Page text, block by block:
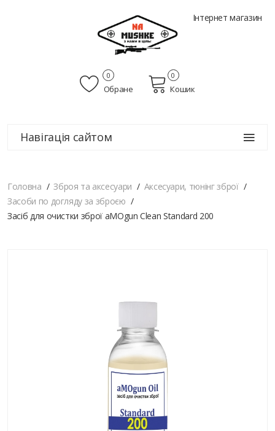
Інтернет магазин
Обране
0
Кошик
0
Навігація сайтом
Головна Зброя та аксесуари
Аксесуари, тюнінг зброї
Засоби по догляду за зброєю
Засіб для очистки зброї aMOgun Clean Standard 200